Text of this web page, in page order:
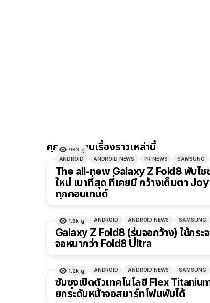
คุณอาจชอบเรื่องราวเหล่านี้
983 ดู
ANDROID
ANDROID NEWS PR NEWS SAMSUNG
The all-new Galaxy Z Fold8 พับไซ
ใหม่ เบาที่สุด ที่เคยมี กว้างเต็มตา Joy
ทุกคอนเทนต์
1.6k ดู ANDROID ANDROID NEWS SAMSUNG
Galaxy Z Fold8 (รุ่นจอกว้าง) ใช้กระ
จอหนากว่า Fold8 Ultra
1.2k ดู ANDROID ANDROID NEWS SAMSUNG
ซัมซุงเปิดตัวเทคโนโลยี Flex
ยกระดับหน้าจอสมาร์ทโฟนพับได้